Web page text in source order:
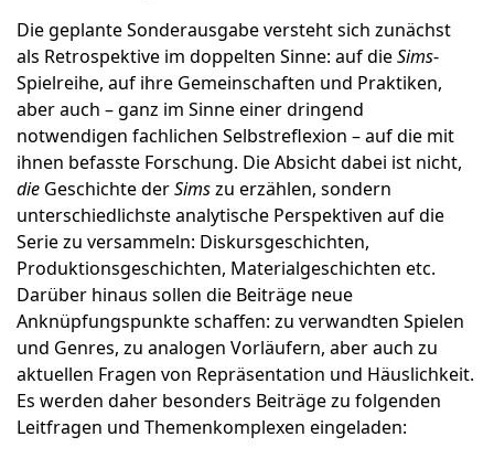
Die geplante Sonderausgabe versteht sich zunächst
als Retrospektive im doppelten Sinne: auf dieSims-
Spielreihe, auf ihre Gemeinschaften und Praktiken,
aber auch – ganz im Sinne einer dringend
notwendigen fachlichen Selbstreflexion – auf die mit
ihnen befasste Forschung. Die Absicht dabei ist nicht,
die Geschichte derSimszu erzählen, sondern
unterschiedlichste analytische Perspektiven auf die
Serie zu versammeln: Diskursgeschichten,
Produktionsgeschichten, Materialgeschichten etc.
Darüber hinaus sollen die Beiträge neue
Anknüpfungspunkte schaffen: zu verwandten Spielen
und Genres, zu analogen Vorläufern, aber auch zu
aktuellen Fragen von Repräsentation und Häuslichkeit.
Es werden daher besonders Beiträge zu folgenden
Leitfragen und Themenkomplexen eingeladen: